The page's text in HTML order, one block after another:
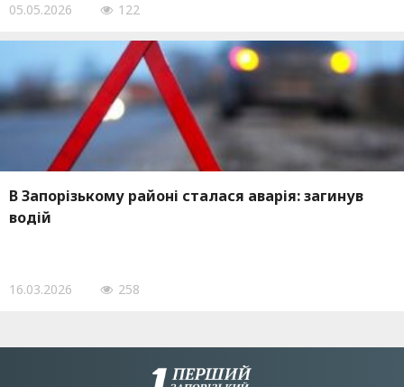
05.05.2026 122
В Запорізькому районі сталася аварія: загинув
водій
16.03.2026 258